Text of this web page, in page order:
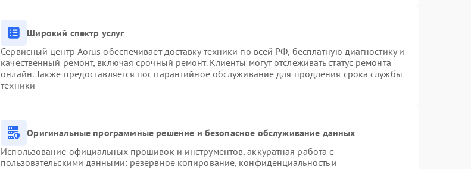
Широкий спектр услуг
Сервисный центр Aorus обеспечивает доставку техники по всей РФ, бесплатную диагностику и
качественный ремонт, включая срочный ремонт. Клиенты могут отслеживать статус ремонта
онлайн. Также предоставляется постгарантийное обслуживание для продления срока службы
техники
Оригинальные программные решение и безопасное обслуживание данных
Использование официальных прошивок и инструментов, аккуратная работа с
пользовательскими данными: резервное копирование, конфиденциальность и